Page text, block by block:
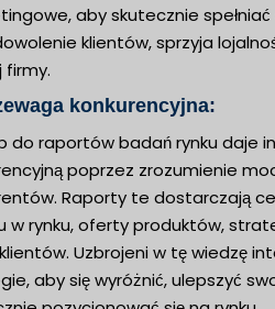
aby skutecznie
klientów, sprzyja
firmy.
konkurencyjna:
do raportów badań rynku daje
poprzez zrozumienie
Raporty te dostarczają
w rynku, oferty produktów,
Uzbrojeni w tę wiedzę
aby się wyróżnić, ulepszyć